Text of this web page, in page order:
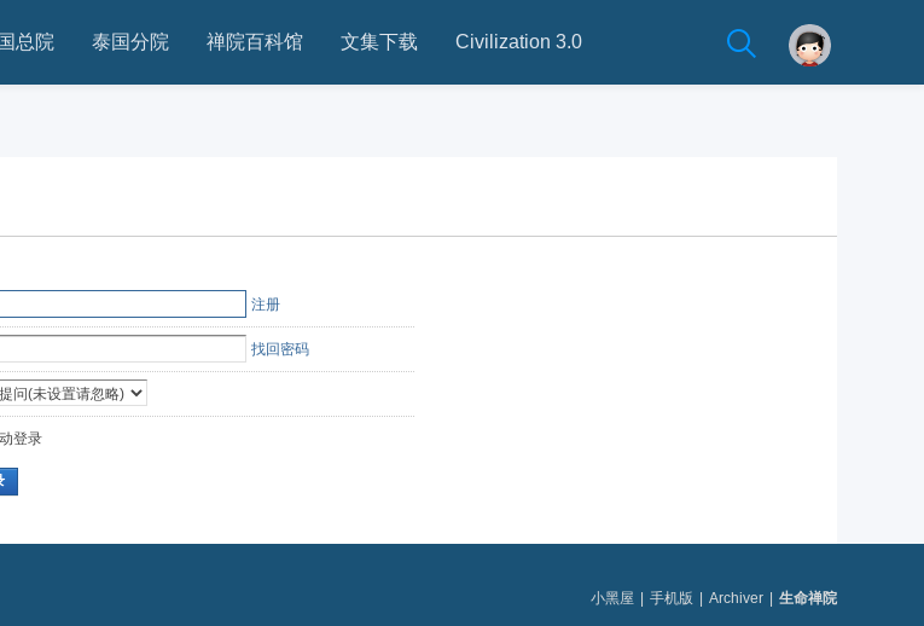
总院 泰国分院 禅院百科馆 文集下载 Civilization 3.0
注册
找回密码
登录
小黑屋 手机版 Archiver 生命禅院